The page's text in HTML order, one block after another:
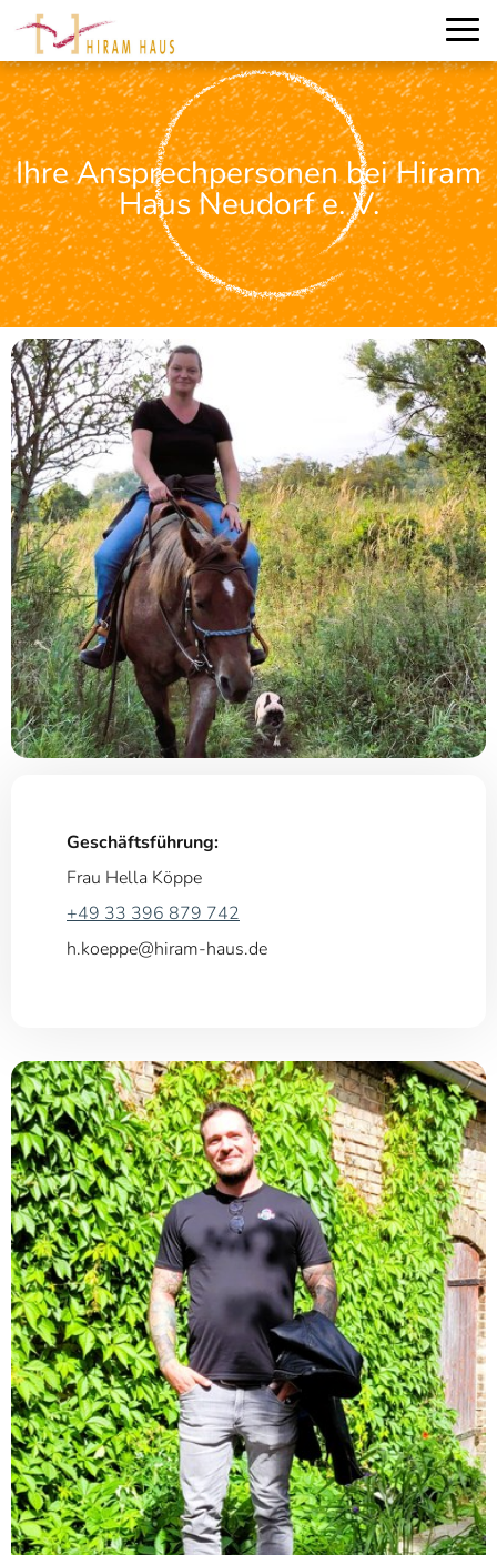
Ihre Ansprechpersonen bei Hiram
Haus Neudorf e. V.
Geschäftsführung:
Frau Hella Köppe
+49 33 396 879 742
h.koeppe@hiram-haus.de